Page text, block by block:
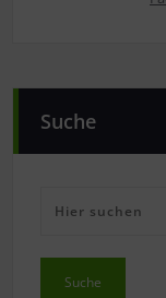
Suche